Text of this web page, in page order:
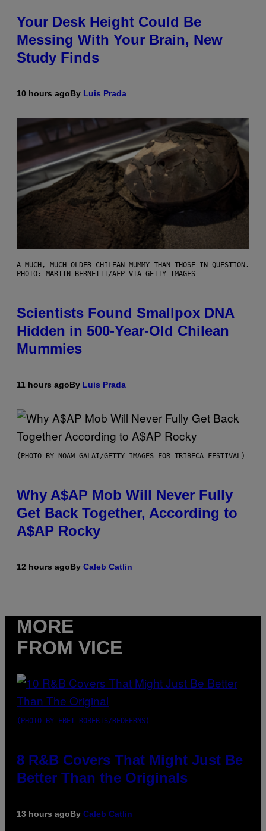
Your Desk Height Could Be
Messing With Your Brain, New
Study Finds
10 hours agoBy Luis Prada
A MUCH, MUCH OLDER CHILEAN MUMMY THAN THOSE IN QUESTION.
PHOTO: MARTIN BERNETTI/AFP VIA GETTY IMAGES
Scientists Found Smallpox DNA
Hidden in 500-Year-Old Chilean
Mummies
11 hours agoBy Luis Prada
(PHOTO BY NOAM GALAI/GETTY IMAGES FOR TRIBECA FESTIVAL)
Why A$AP Mob Will Never Fully
Get Back Together, According to
A$AP Rocky
12 hours agoBy Caleb Catlin
MORE
FROM VICE
(PHOTO BY EBET ROBERTS/REDFERNS)
8 R&B Covers That Might Just Be
Better Than the Originals
13 hours agoBy Caleb Catlin